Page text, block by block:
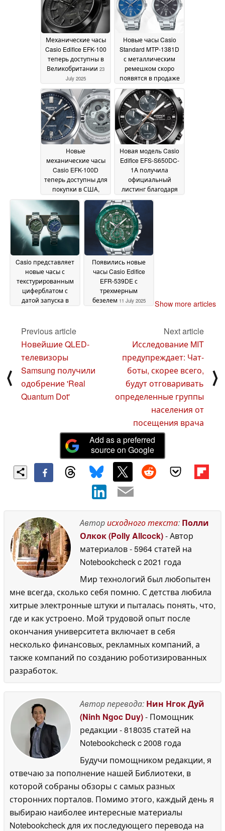
Механические часы
Casio Edifice EFK-100
теперь доступны в
Великобритании 23
July 2025
Новые часы Casio
Standard MTP-1381D
с металлическим
ремешком скоро
появятся в продаже
14 July 2025
Новые
механические часы
Casio EFK-100D
теперь доступны для
покупки в США,
ожидается
ограниченный запас
Новая модель Casio
Edifice EFS-S650DC-
1A получила
официальный
листинг благодаря
элегантному,
полностью черному
дизайну и
керамическому
безелю
Casio представляет
новые часы с
текстурированным
циферблатом с
датой запуска в
Появились новые
часы Casio Edifice
EFR-539DE с
трехмерным
безелем 11 July 2025 Show more articles
⟨
Previous article
Новейшие QLED-
телевизоры
Samsung получили
одобрение 'Real
Quantum Dot'
Next article
Исследование MIT
предупреждает: Чат-
боты, скорее всего,
будут отговаривать
определенные группы
населения от
посещения врача
⟩
Add as a preferred
source on Google
Авторисходного текста: Полли
Олкок (Polly Allcock)- Автор
материалов- 5964 статей на
Notebookcheckc 2021 года
Мир технологий был любопытен
мне всегда, сколько себя помню. С детства любила
хитрые электронные штуки и пыталась понять, что,
где и как устроено. Мой трудовой опыт после
окончания университета включает в себя
несколько финансовых, рекламных компаний, а
также компаний по созданию роботизированных
разработок.
Автор перевода: Нин Нгок Дуй
(Ninh Ngoc Duy)- Помощник
редакции - 818035 статей на
Notebookcheckc 2008 года
Будучи помощником редакции, я
отвечаю за пополнение нашей Библиотеки, в
которой собраны обзоры с самых разных
сторонних порталов. Помимо этого, каждый день я
выбираю наиболее интересные материалы
Notebookcheck для их последующего перевода на